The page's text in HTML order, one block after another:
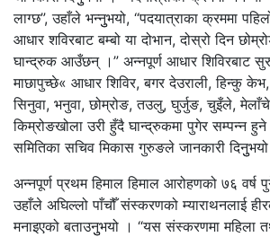
लाग्छ”, उहाँले भन्नुुभयो, “पदयात्राका क्रममा
आधार शविरबाट बम्बो या दोभान, दोस्रो दिन
घान्द्रुक आउँछन् ।” अन्नपूर्ण आधार शिविरबाट
माछापुच्छे« आधार शिविर, बगर देउराली, हिन्कु केभ,
सिनुवा, भनुवा, छोम्रोङ, तउलु, घुर्जुङ, चुइँले,
किम्रोङखोला उरी हुँदै घान्द्रुकमा पुगेर सम्पन्न हुने
समितिका सचिव मिकास गुरुङले जानकारी
अन्नपूर्ण प्रथम हिमाल हिमाल आरोहणको ७६ वर्ष
उहाँले अघिल्लो पाँचौँ संस्करणको म्याराथनलाई
मनाइएको बताउनुुभयो । “यस संस्करणमा महिला